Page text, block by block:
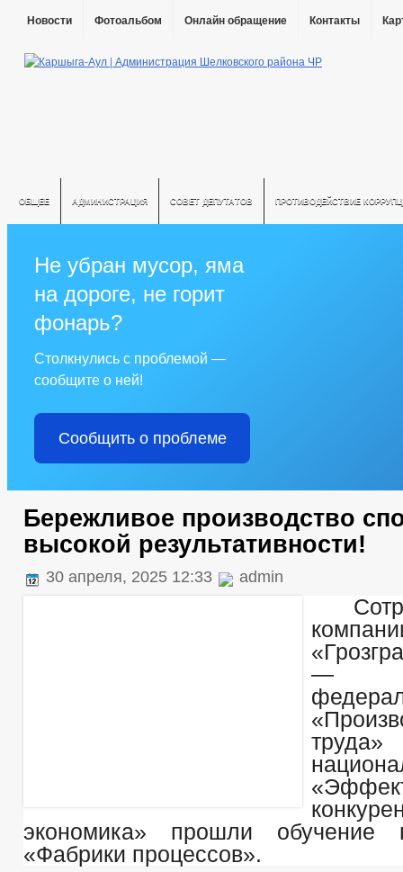
Новости Фотоальбом Онлайн обращение Контакты
ОБЩЕЕ АДМИНИСТРАЦИЯ СОВЕТ ДЕПУТАТОВ ПРОТИВОДЕЙСТВИЕ
Не убран мусор, яма
на дороге, не горит
фонарь?
Столкнулись с проблемой —
сообщите о ней!
Сообщить о проблеме
Бережливое производство
высокой результативности!
30 апреля, 2025 12:33 admin
—
экономика» прошли обучение
«Фабрики процессов».